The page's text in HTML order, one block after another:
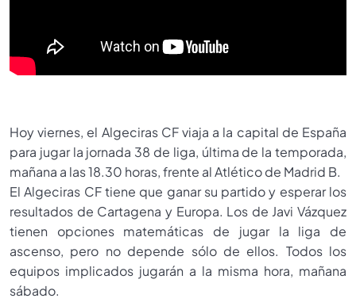
Hoy viernes, el Algeciras CF viaja a la capital de España
para jugar la jornada 38 de liga, última de la temporada,
mañana a las 18.30 horas, frente al Atlético de Madrid B.
El Algeciras CF tiene que ganar su partido y esperar los
resultados de Cartagena y Europa. Los de Javi Vázquez
tienen opciones matemáticas de jugar la liga de
ascenso, pero no depende sólo de ellos. Todos los
equipos implicados jugarán a la misma hora, mañana
sábado.